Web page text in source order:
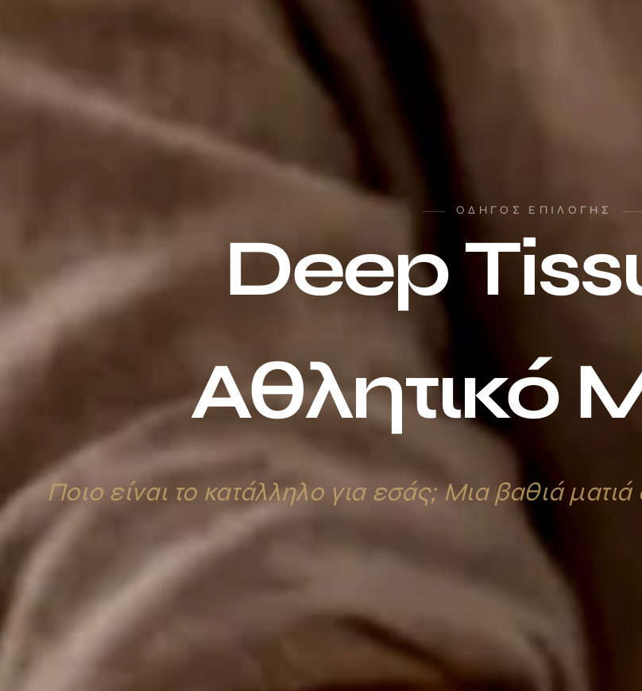
ΟΔΗΓΟΣ ΕΠΙΛΟΓΗΣ
Deep
Αθλητικό
Ποιο είναι το κατάλληλο για εσάς; Μια βαθιά